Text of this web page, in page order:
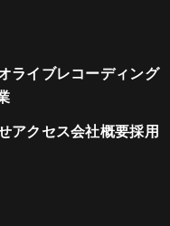
ライブレコーディング
アクセス会社概要採用